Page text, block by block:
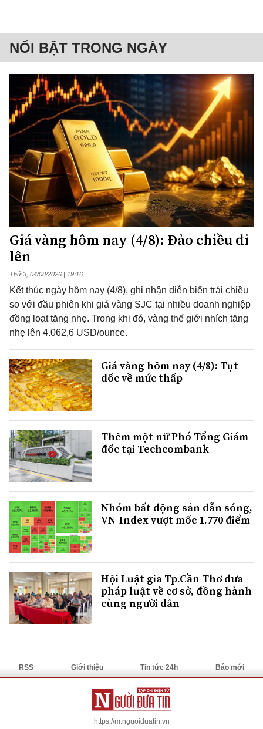
NỔI BẬT TRONG NGÀY
Giá vàng hôm nay (4/8): Đảo chiều đi
lên
Thứ 3, 04/08/2026 | 19:16
Kết thúc ngày hôm nay (4/8), ghi nhận diễn biến trái chiều
so với đầu phiên khi giá vàng SJC tại nhiều doanh nghiệp
đồng loạt tăng nhẹ. Trong khi đó, vàng thế giới nhích tăng
nhẹ lên 4.062,6 USD/ounce.
Giá vàng hôm nay (4/8): Tụt
dốc về mức thấp
Thêm một nữ Phó Tổng Giám
đốc tại Techcombank
Nhóm bất động sản dẫn sóng,
VN-Index vượt mốc 1.770 điểm
Hội Luật gia Tp.Cần Thơ đưa
pháp luật về cơ sở, đồng hành
cùng người dân
RSS Giới thiệu Tin tức 24h Báo mới
https://m.nguoiduatin.vn